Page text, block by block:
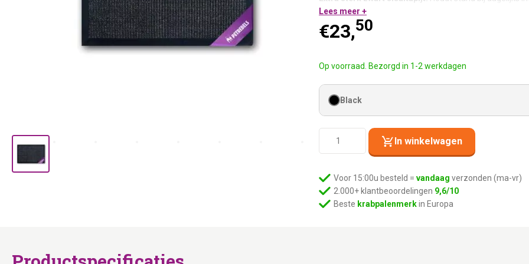
Antislip onderkant:
Compact formaat:
Past bij pepper en wengé producten:
Horizontaal krabben op de juiste plek.
Lees meer +
€23,50
Op voorraad. Bezorgd in 1-2 werkdagen
Black
Black
aantal
In winkelwagen
Voor 15:00u besteld = vandaag verzonden (ma-vr)
2.000+ klantbeoordelingen 9,6/10
Beste krabpalenmerkin Europa